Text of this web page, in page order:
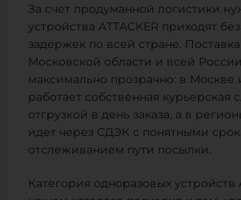
За счет продуманной логистики
устройства ATTACKER приходят
задержек по всей стране.
Московской области и всей
максимально прозрачно: в Москве
работает собственная курьерская
отгрузкой в день заказа, а в
идет через СДЭК с понятными
отслеживанием пути посылки.
Категория одноразовых устройств